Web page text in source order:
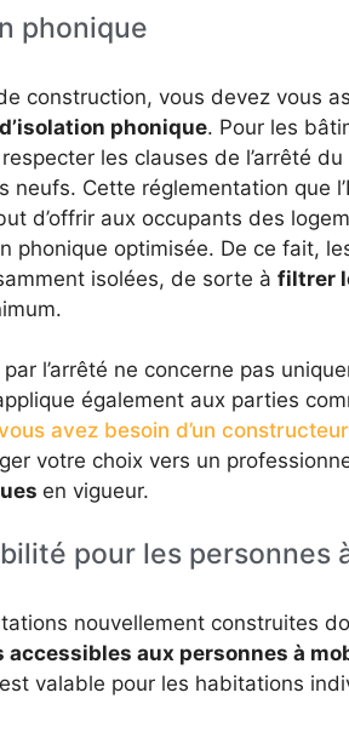
phonique
construction, vous devez vous
phonique. Pour les
les clauses de l’arrêté
neufs. Cette réglementation que
d’offrir aux occupants des
phonique optimisée. De ce fait,
isolées, de sorte à filtrer
l’arrêté ne concerne pas
également aux parties
avez besoin d’un
votre choix vers un
en vigueur.
pour les personnes
nouvellement construites
accessibles aux personnes à
valable pour les habitations